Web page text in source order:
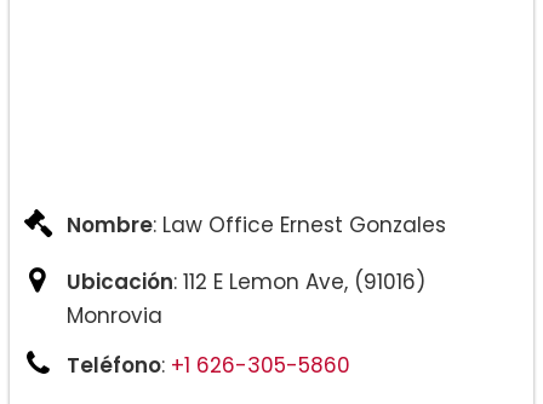
Nombre: Law Office Ernest Gonzales
Ubicación: 112 E Lemon Ave, (91016)
Monrovia
Teléfono: +1 626-305-5860